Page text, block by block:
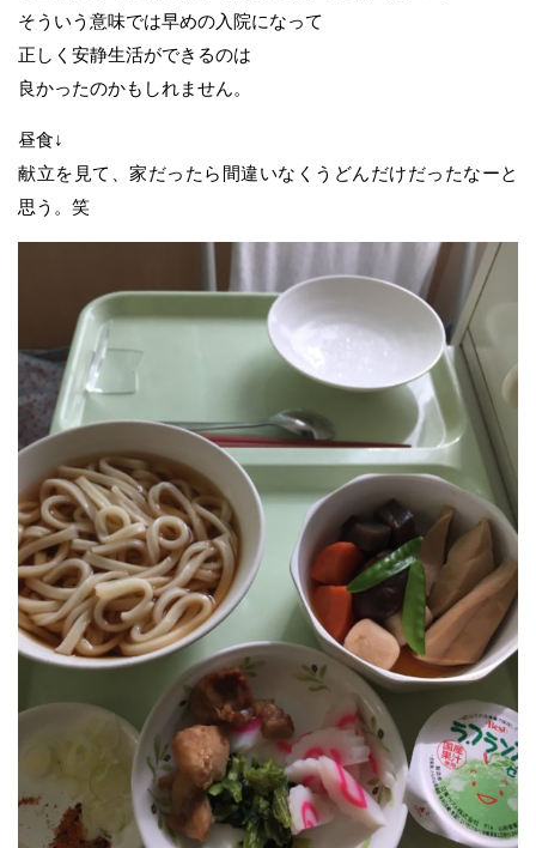
そういう意味では早めの入院になって
正しく安静生活ができるのは
良かったのかもしれません。
昼食↓
献立を見て、家だったら間違いなくうどんだけだったなーと
思う。笑